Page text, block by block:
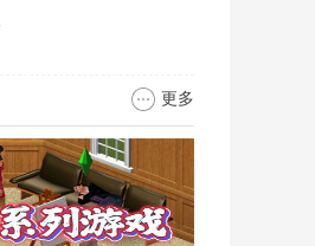
更多